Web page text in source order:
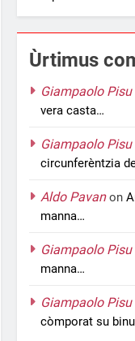
Ùrtimus
Giampaolo Pisu
vera casta…
Giampaolo Pisu
circunferèntzia
Aldo Pavanon
manna…
Giampaolo Pisu
manna…
Giampaolo Pisu
còmporat su